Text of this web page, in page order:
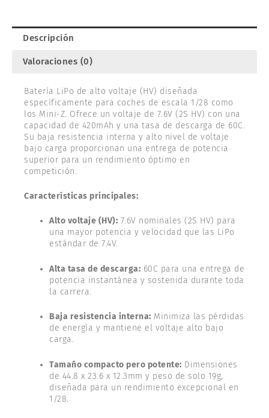
Descripción
Valoraciones (0)
Batería LiPo de alto voltaje (HV) diseñada
específicamente para coches de escala 1/28 como
los Mini-Z. Ofrece un voltaje de 7.6V (2S HV) con una
capacidad de 420mAh y una tasa de descarga de 60C.
Su baja resistencia interna y alto nivel de voltaje
bajo carga proporcionan una entrega de potencia
superior para un rendimiento óptimo en
competición.
Características principales:
Alto voltaje (HV): 7.6V nominales (2S HV) para
una mayor potencia y velocidad que las LiPo
estándar de 7.4V.
Alta tasa de descarga: 60C para una entrega de
potencia instantánea y sostenida durante toda
la carrera.
Baja resistencia interna: Minimiza las pérdidas
de energía y mantiene el voltaje alto bajo
carga.
Tamaño compacto pero potente: Dimensiones
de 44.8 x 23.6 x 12.3mm y peso de solo 19g,
diseñada para un rendimiento excepcional en
1/28.